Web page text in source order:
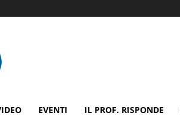
EVENTI IL PROF. RISPONDE